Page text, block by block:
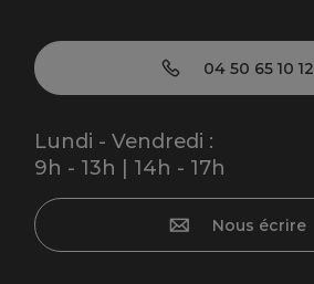
04 50 65 10 12
Lundi - Vendredi :
9h - 13h | 14h - 17h
Nous écrire